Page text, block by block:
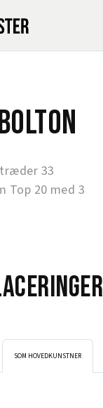
33
Top 20 med 3
SOM HOVEDKUNSTNER